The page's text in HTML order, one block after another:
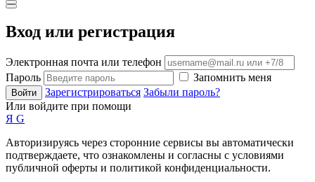
Вход или регистрация
Электронная почта или телефон
Пароль
Запомнить меня
Войти Зарегистрироваться Забыли пароль?
Или войдите при помощи
Я G
Авторизируясь через сторонние сервисы вы автоматически
подтверждаете, что ознакомлены и согласны с условиями
публичной оферты и политикой конфиденциальности.